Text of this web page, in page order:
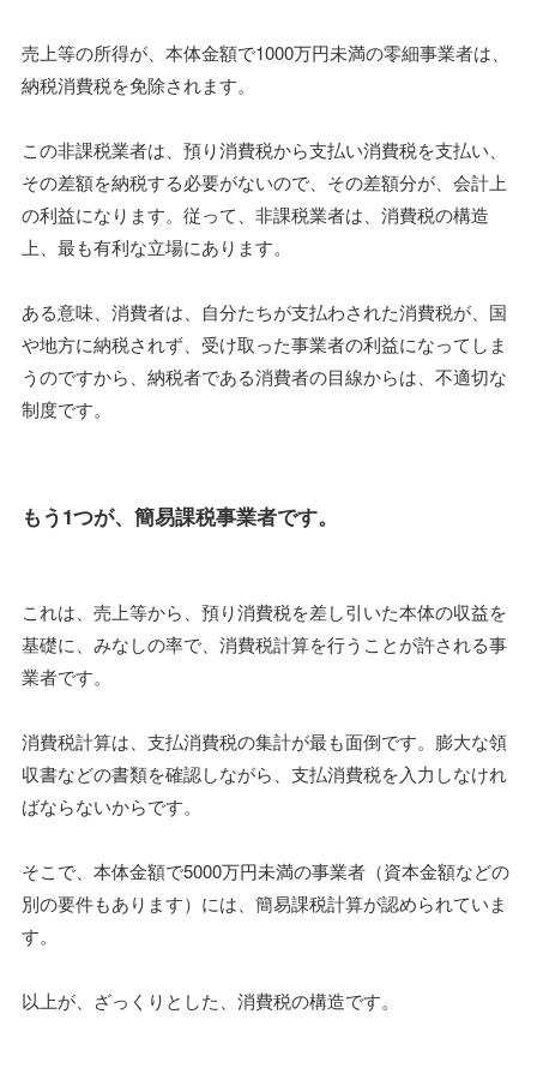
売上等の所得が、本体金額で1000万円未満の零細事業者は、
納税消費税を免除されます。
この非課税業者は、預り消費税から支払い消費税を支払い、
その差額を納税する必要がないので、その差額分が、会計上
の利益になります。従って、非課税業者は、消費税の構造
上、最も有利な立場にあります。
ある意味、消費者は、自分たちが支払わされた消費税が、国
や地方に納税されず、受け取った事業者の利益になってしま
うのですから、納税者である消費者の目線からは、不適切な
制度です。
もう1つが、簡易課税事業者です。
これは、売上等から、預り消費税を差し引いた本体の収益を
基礎に、みなしの率で、消費税計算を行うことが許される事
業者です。
消費税計算は、支払消費税の集計が最も面倒です。膨大な領
収書などの書類を確認しながら、支払消費税を入力しなけれ
ばならないからです。
そこで、本体金額で5000万円未満の事業者（資本金額などの
別の要件もあります）には、簡易課税計算が認められていま
す。
以上が、ざっくりとした、消費税の構造です。